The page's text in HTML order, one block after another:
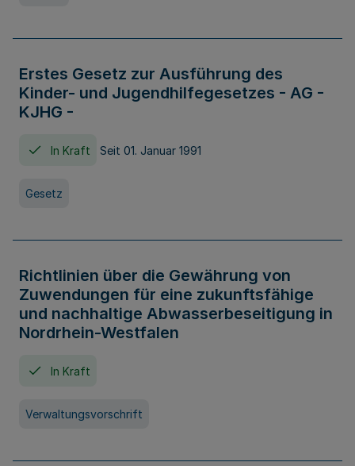
Erstes Gesetz zur Ausführung des
Kinder- und Jugendhilfegesetzes - AG -
KJHG -
In Kraft Seit 01. Januar 1991
Gesetz
Richtlinien über die Gewährung von
Zuwendungen für eine zukunftsfähige
und nachhaltige Abwasserbeseitigung in
Nordrhein-Westfalen
In Kraft
Verwaltungsvorschrift